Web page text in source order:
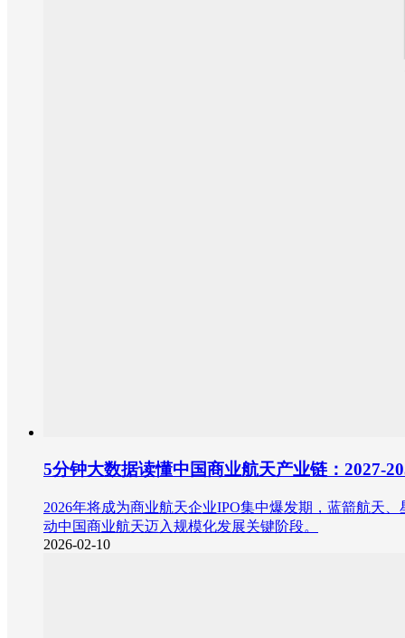
5分钟大数据读懂中国商业航天产业链：2027-
2026年将成为商业航天企业IPO集中爆发期，蓝箭航天
动中国商业航天迈入规模化发展关键阶段。
2026-02-10